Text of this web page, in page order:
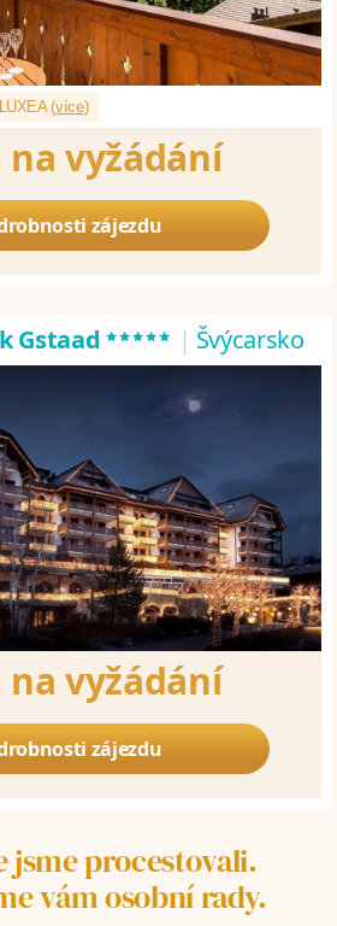
(více)
na vyžádání
zájezdu
Gstaad***** | Švýcarsko
na vyžádání
zájezdu
jsme procestovali.
vám osobní rady.